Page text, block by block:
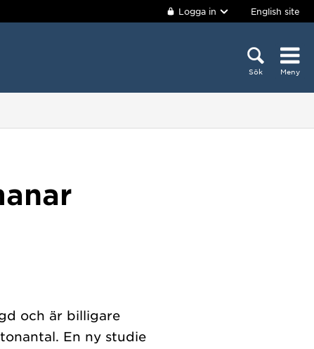
Logga in English site
Sök Meny
och är billigare
En ny studie